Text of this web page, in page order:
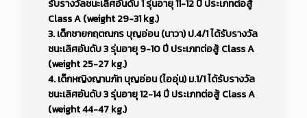
รับรางวัลชนะเลิศอันดับ 1 รุ่นอายุ 11-12 ปี ประเภทต่อสู้
Class A (weight 29-31 kg.)
3. เด็กชายกฤตณกร บุญอ่อน (นาวา) ป.4/1 ได้รับรางวัล
ชนะเลิศอันดับ 3 รุ่นอายุ 9-10 ปี ประเภทต่อสู้ Class A
(weight 25-27 kg.)
4. เด็กหญิงญานภัท บุญอ่อน (ไออุ่น) ม.1/1 ได้รับรางวัล
ชนะเลิศอันดับ 3 รุ่นอายุ 12-14 ปี ประเภทต่อสู้ Class A
(weight 44-47 kg.)